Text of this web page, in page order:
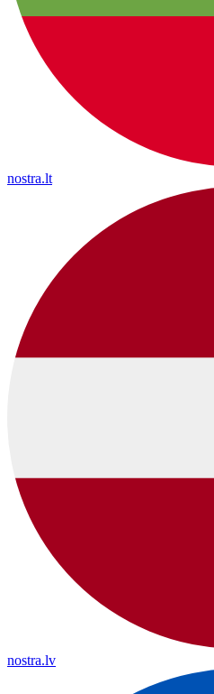
nostra.lt
nostra.lv